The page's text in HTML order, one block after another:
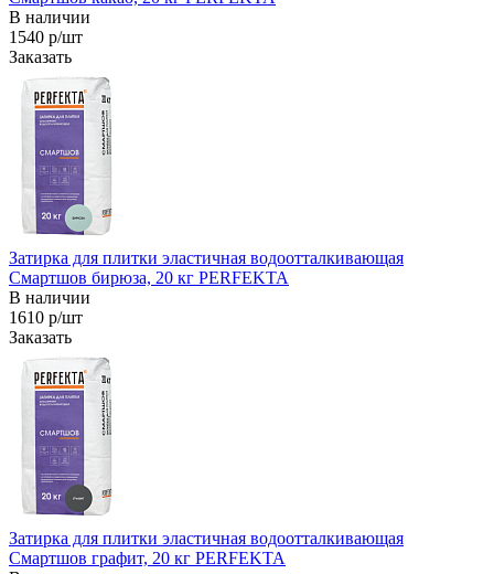
В наличии
1540 р/шт
Заказать
Затирка для плитки эластичная водоотталкивающая
Смартшов бирюза, 20 кг PERFEKTA
В наличии
1610 р/шт
Заказать
Затирка для плитки эластичная водоотталкивающая
Смартшов графит, 20 кг PERFEKTA